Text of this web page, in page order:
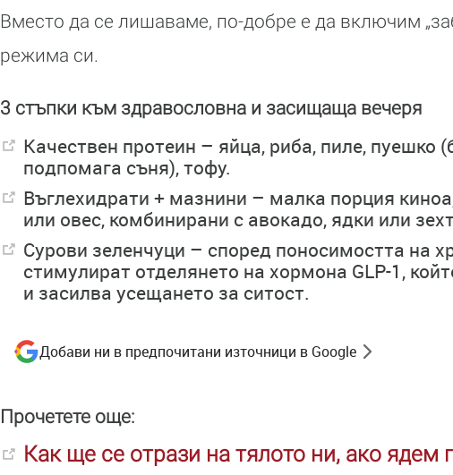
Вместо да се лишаваме, по-добре е да включим
режима си.
3 стъпки към здравословна и засищаща вечеря
Качествен протеин – яйца, риба, пиле, пуешко
подпомага съня), тофу.
Въглехидрати + мазнини – малка порция
или овес, комбинирани с авокадо, ядки или
Сурови зеленчуци – според поносимостта на
стимулират отделянето на хормона GLP-1,
и засилва усещането за ситост.
Добави ни в предпочитани източници в Google
Прочетете още:
Как ще се отрази на тялото ни, ако ядем